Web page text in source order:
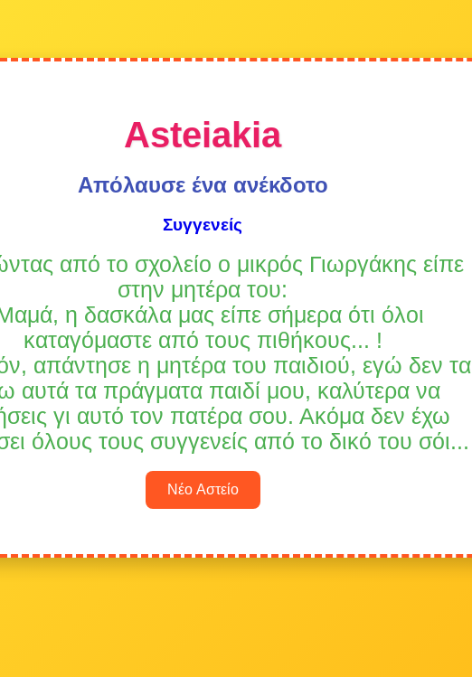
Asteiakia
Απόλαυσε ένα ανέκδοτο
Συγγενείς
από το σχολείο ο μικρός Γιωργάκης είπε
στην μητέρα του:
η δασκάλα μας είπε σήμερα ότι όλοι
καταγόμαστε από τους πιθήκους... !
απάντησε η μητέρα του παιδιού, εγώ δεν τα
αυτά τα πράγματα παιδί μου, καλύτερα να
γι αυτό τον πατέρα σου. Ακόμα δεν έχω
όλους τους συγγενείς από το δικό του σόι...
Νέο Αστείο